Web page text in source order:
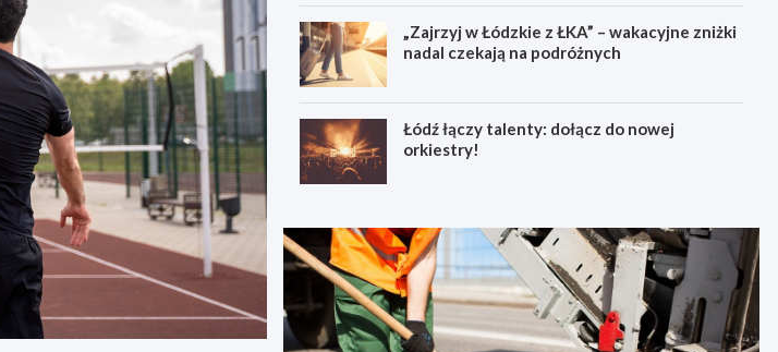
„Zajrzyj w Łódzkie z ŁKA” – wakacyjne zniżki
nadal czekają na podróżnych
Łódź łączy talenty: dołącz do nowej
orkiestry!